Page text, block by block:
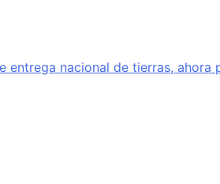
nacional de tierras,